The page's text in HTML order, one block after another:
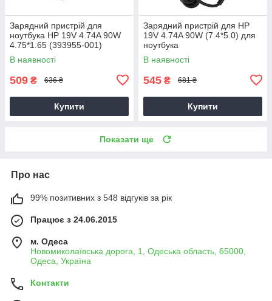
Зарядний пристрій для
ноутбука HP 19V 4.74A 90W
4.75*1.65 (393955-001)
В наявності
509 ₴ 636 ₴
Купити
Зарядний пристрій для HP
19V 4.74A 90W (7.4*5.0) для
ноутбука
В наявності
545 ₴ 681 ₴
Купити
Показати ще
Про нас
99% позитивних з 548 відгуків за рік
Працює з 24.06.2015
м. Одеса
Новомиколаївська дорога, 1, Одеська область, 65000,
Одеса, Україна
Контакти